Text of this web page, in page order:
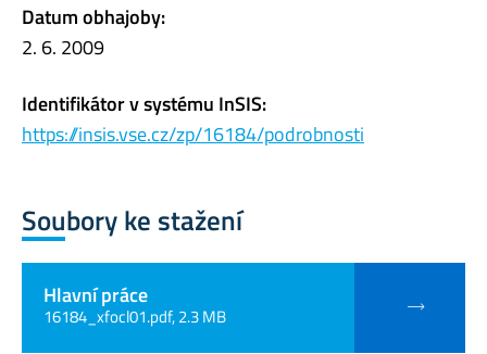
Datum obhajoby:
2. 6. 2009
Identifikátor v systému InSIS:
https://insis.vse.cz/zp/16184/podrobnosti
Soubory ke stažení
Hlavní práce
16184_xfocl01.pdf, 2.3 MB